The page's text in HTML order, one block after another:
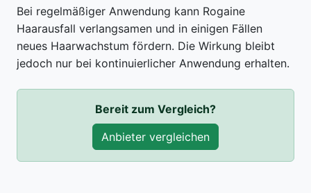
Bei regelmäßiger Anwendung kann Rogaine
Haarausfall verlangsamen und in einigen Fällen
neues Haarwachstum fördern. Die Wirkung bleibt
jedoch nur bei kontinuierlicher Anwendung erhalten.
Bereit zum Vergleich?
Anbieter vergleichen